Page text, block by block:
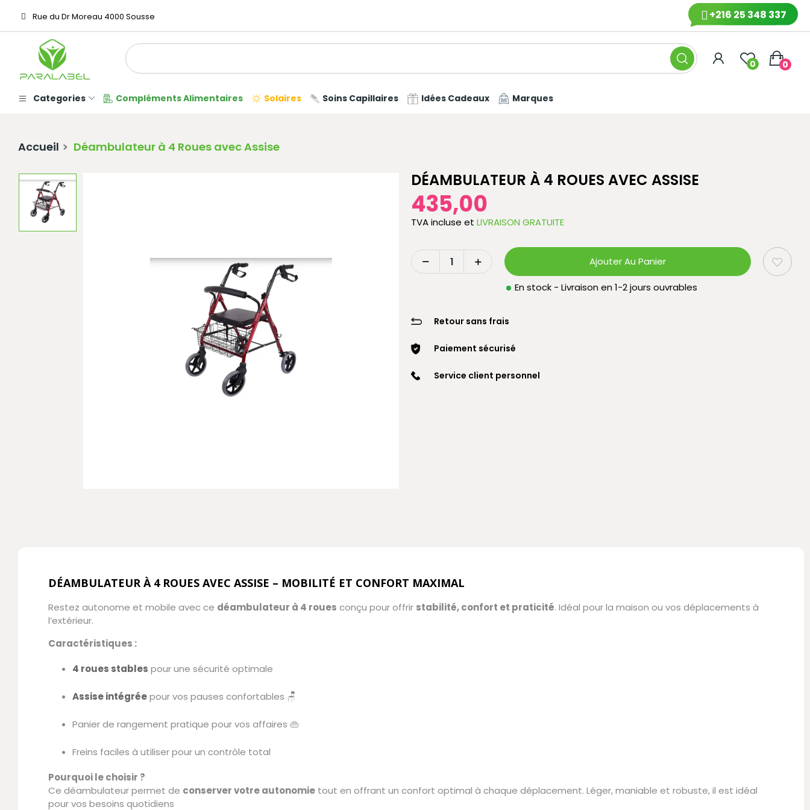
Rue du Dr Moreau 4000 Sousse +216 25 348 337
0 0
Categories Compléments Alimentaires Solaires Soins Capillaires Idées Cadeaux Marques
Accueil Déambulateur à 4 Roues avec Assise
DÉAMBULATEUR À 4 ROUES AVEC ASSISE
435,00
TVA incluse et LIVRAISON GRATUITE
Ajouter Au Panier
En stock - Livraison en 1-2 jours ouvrables
Retour sans frais
Paiement sécurisé
Service client personnel
DÉAMBULATEUR À 4 ROUES AVEC ASSISE – MOBILITÉ ET CONFORT MAXIMAL
Restez autonome et mobile avec ce déambulateur à 4 roues conçu pour offrir stabilité, confort et praticité. Idéal pour la maison ou vos déplacements à
l’extérieur.
Caractéristiques :
4 roues stables pour une sécurité optimale
Assise intégréepour vos pauses confortables 🪑
Panier de rangement pratique pour vos affaires 👜
Freins faciles à utiliser pour un contrôle total
Pourquoi le choisir ?
Ce déambulateur permet de conserver votre autonomie tout en offrant un confort optimal à chaque déplacement. Léger, maniable et robuste, il est idéal
pour vos besoins quotidiens